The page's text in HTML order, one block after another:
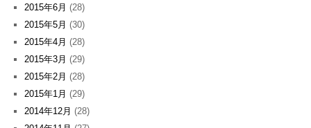
2015年6月 (28)
2015年5月 (30)
2015年4月 (28)
2015年3月 (29)
2015年2月 (28)
2015年1月 (29)
2014年12月 (28)